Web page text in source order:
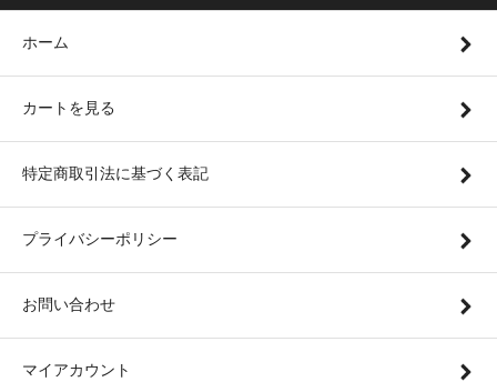
ホーム
カートを見る
特定商取引法に基づく表記
プライバシーポリシー
お問い合わせ
マイアカウント